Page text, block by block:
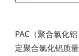
PAC（聚合氯化
定聚合氯化铝质